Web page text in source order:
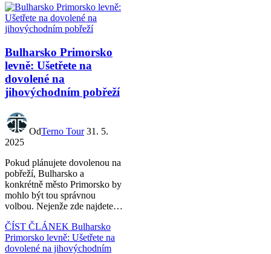
Bulharsko Primorsko
levně: Ušetřete na
dovolené na
jihovýchodním pobřeží
OdTerno Tour 31. 5.
2025
Pokud plánujete dovolenou na
pobřeží, Bulharsko a
konkrétně město Primorsko by
mohlo být tou správnou
volbou. Nejenže zde najdete…
ČÍST ČLÁNEK Bulharsko
Primorsko levně: Ušetřete na
dovolené na jihovýchodním